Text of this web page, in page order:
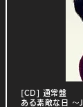
[CD] 通常盤
ある素敵な日